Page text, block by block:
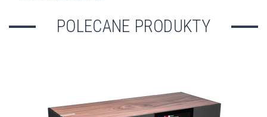
POLECANE PRODUKTY